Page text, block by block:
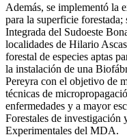
Además, se implementó la
para la superficie
Integrada del Sudoeste
localidades de Hilario
forestal de especies aptas
la instalación de una
Pereyra con el objetivo de
técnicas de
enfermedades y a mayor
Forestales de investigación
Experimentales del MDA.